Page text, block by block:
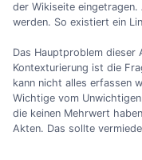
der Wikiseite eingetragen.
werden. So existiert ein
Das Hauptproblem dieser
Kontexturierung ist die
kann nicht alles erfassen
Wichtige vom
die keinen Mehrwert
Akten. Das sollte